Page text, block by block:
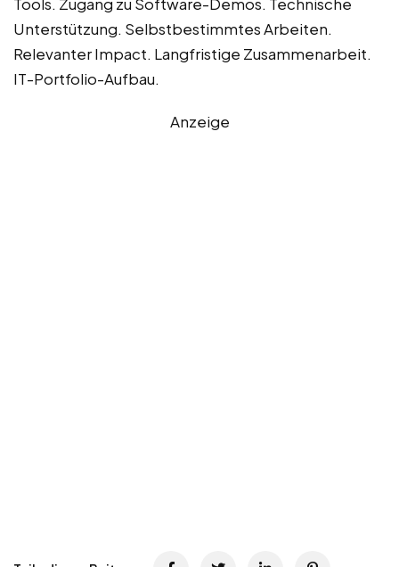
Unterstützung. Selbstbestimmtes Arbeiten.
Relevanter Impact. Langfristige Zusammenarbeit.
IT-Portfolio-Aufbau.
Anzeige